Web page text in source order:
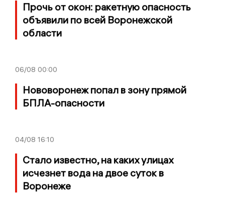
Прочь от окон: ракетную опасность
объявили по всей Воронежской
области
06/08 00:00
Нововоронеж попал в зону прямой
БПЛА-опасности
04/08 16:10
Стало известно, на каких улицах
исчезнет вода на двое суток в
Воронеже